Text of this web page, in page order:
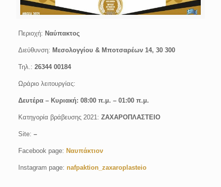
Περιοχή: Nαύπακτος
Διεύθυνση: Μεσολογγίου & Μποτσαρέων 14, 30 300
Τηλ.: 26344 00184
Ωράριο λειτουργίας:
Δευτέρα – Κυριακή: 08:00 π.μ. – 01:00 π.μ.
Κατηγορία βράβευσης 2021: ΖΑΧΑΡΟΠΛΑΣΤΕΙΟ
Site: –
Facebook page: Ναυπάκτιον
Instagram page: nafpaktion_zaxaroplasteio